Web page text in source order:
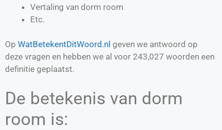
Vertaling van dorm room
Etc.
Op WatBetekentDitWoord.nl geven we antwoord op
deze vragen en hebben we al voor 243,027 woorden een
definitie geplaatst.
De betekenis van dorm
room is: